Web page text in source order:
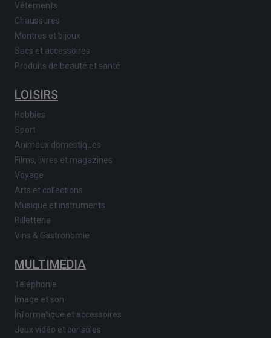
Vêtements
Chaussures
Montres et bijoux
Sacs et accessoires
Produits de beauté et santé
LOISIRS
Hobbies
Sport
Animaux domestiques
Films, livres et magazines
Voyage
Arts et collections
Musique et instruments
Billetterie
Vins & Gastronomie
MULTIMEDIA
Téléphonie
Image et son
Informatique et accessoires
Jeux vidéo et consoles